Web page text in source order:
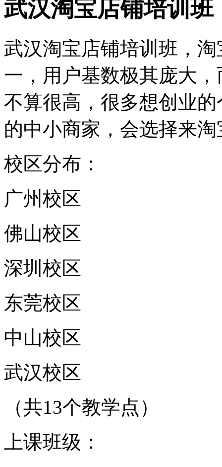
武汉淘宝店铺培训班
武汉淘宝店铺培训班，
一，用户基数极其庞大
不算很高，很多想创业
的中小商家，会选择来淘
校区分布：
广州校区
佛山校区
深圳校区
东莞校区
中山校区
武汉校区
（共13个教学点）
上课班级：